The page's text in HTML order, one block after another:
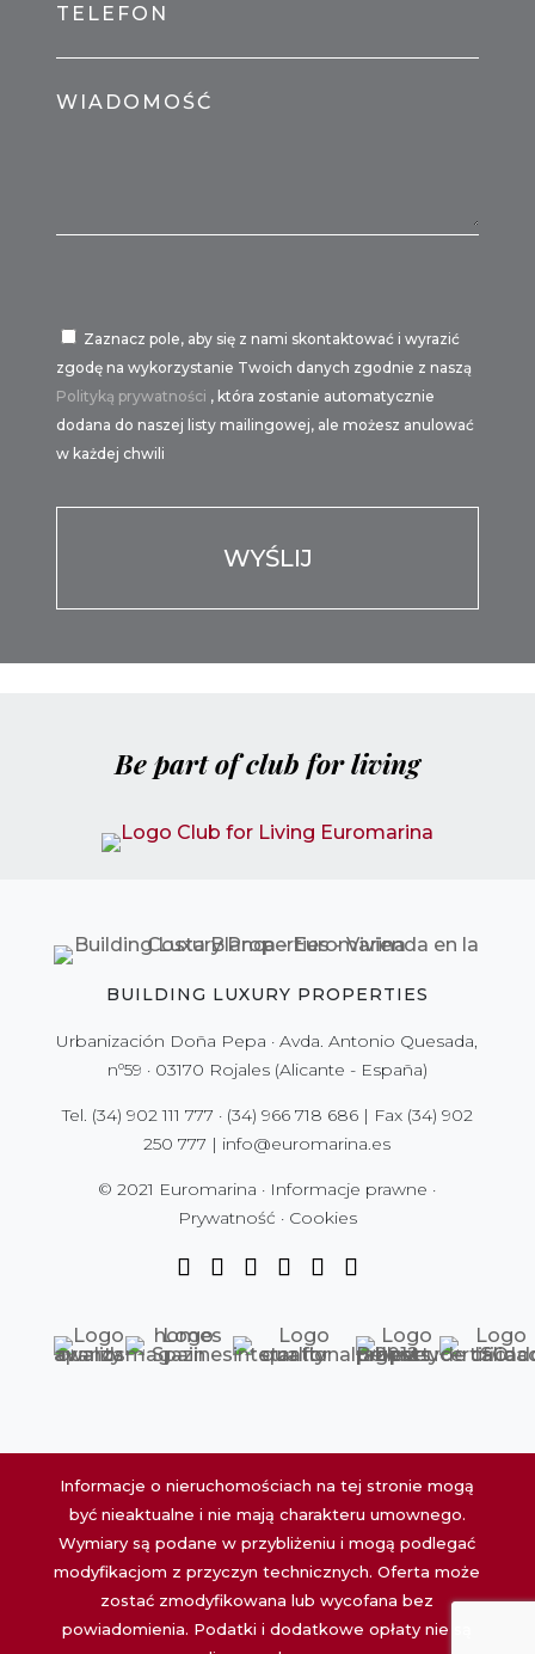
TELEFON
WIADOMOŚĆ
Zaznacz pole, aby się z nami skontaktować i wyrazić
zgodę na wykorzystanie Twoich danych zgodnie z naszą
Polityką prywatności , która zostanie automatycznie
dodana do naszej listy mailingowej, ale możesz anulować
w każdej chwili
Be part of club for living
BUILDING LUXURY PROPERTIES
Urbanización Doña Pepa · Avda. Antonio Quesada,
nº59 · 03170 Rojales (Alicante - España)
Tel. (34) 902 111 777 · (34) 966 718 686| Fax (34) 902
250 777 | info@euromarina.es
© 2021 Euromarina · Informacje prawne ·
Prywatność · Cookies
Informacje o nieruchomościach na tej stronie mogą
być nieaktualne i nie mają charakteru umownego.
Wymiary są podane w przybliżeniu i mogą podlegać
modyfikacjom z przyczyn technicznych. Oferta może
zostać zmodyfikowana lub wycofana bez
powiadomienia. Podatki i dodatkowe opłaty nie są